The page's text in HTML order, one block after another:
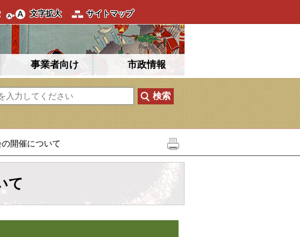
文字拡大 サイトマップ
事業者向け 市政情報
開催について
て